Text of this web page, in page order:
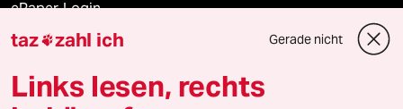
ePaper Login
Downloads für Abonnierende
taz zahl ich Gerade nicht
Links lesen, rechts